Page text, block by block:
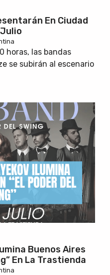
En Ciudad
horas, las bandas
se subirán al escenario
Buenos Aires
En La Trastienda